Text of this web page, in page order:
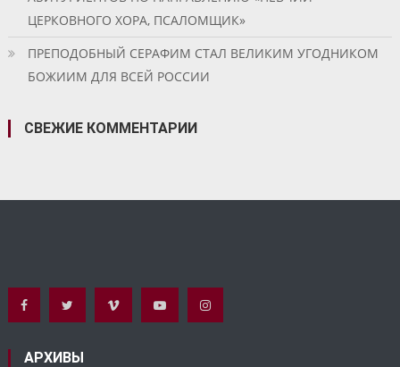
ЦЕРКОВНОГО ХОРА, ПСАЛОМЩИК»
ПРЕПОДОБНЫЙ СЕРАФИМ СТАЛ ВЕЛИКИМ УГОДНИКОМ
БОЖИИМ ДЛЯ ВСЕЙ РОССИИ
СВЕЖИЕ КОММЕНТАРИИ
АРХИВЫ